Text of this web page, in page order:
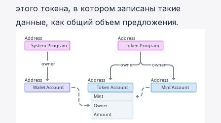
этого токена, в котором записаны такие
данные, как общий объем предложения.